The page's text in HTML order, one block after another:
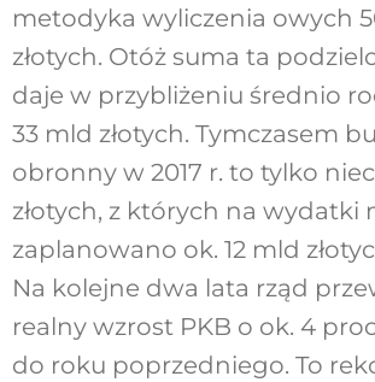
metodyka wyliczenia owych
złotych. Otóż suma ta
daje w przybliżeniu średnio
33 mld złotych. Tymczasem
obronny w 2017 r. to tylko
złotych, z których na wydatki
zaplanowano ok. 12 mld
Na kolejne dwa lata rząd
realny wzrost PKB o ok. 4
do roku poprzedniego. To